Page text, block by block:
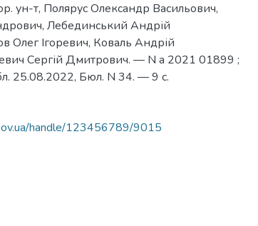
ун-т, Полярус Олександр Васильович,
Лебединський Андрій
Олег Ігоревич, Коваль Андрій
Сергій Дмитрович. — N a 2021 01899 ;
25.08.2022, Бюл. N 34. — 9 с.
handle/123456789/9015